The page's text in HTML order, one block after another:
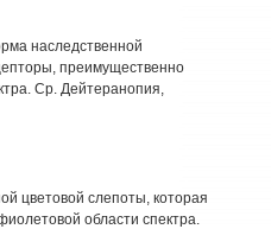
наследственной
преимущественно
Ср. Дейтеранопия,
цветовой слепоты, которая
области спектра.